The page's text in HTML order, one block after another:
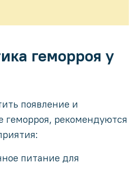
геморроя у
появление и
геморроя, рекомендуются
питание для